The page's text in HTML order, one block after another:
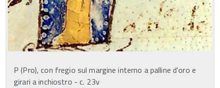
P (Pro), con fregio sul margine interno a palline d'oro e
girari a inchiostro - c. 23v